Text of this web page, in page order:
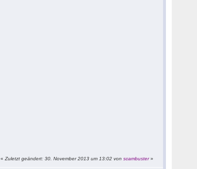
«Zuletzt geändert: 30. November 2013 um 13:02 vonscambuster»